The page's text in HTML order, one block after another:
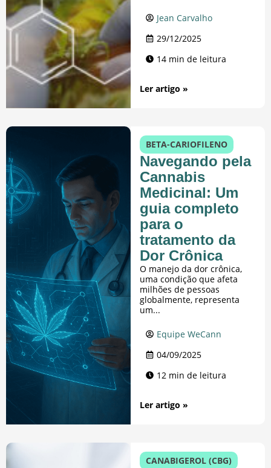
Jean Carvalho
29/12/2025
14 min de leitura
Ler artigo »
BETA-CARIOFILENO
Navegando pela
Cannabis
Medicinal: Um
guia completo
para o
tratamento da
Dor Crônica
O manejo da dor crônica,
uma condição que afeta
milhões de pessoas
globalmente, representa
um...
Equipe WeCann
04/09/2025
12 min de leitura
Ler artigo »
CANABIGEROL (CBG)